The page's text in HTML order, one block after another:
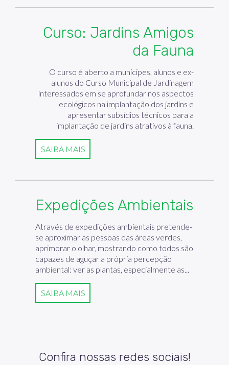
Curso: Jardins Amigos
da Fauna
O curso é aberto a munícipes, alunos e ex-
alunos do Curso Municipal de Jardinagem
interessados em se aprofundar nos aspectos
ecológicos na implantação dos jardins e
apresentar subsídios técnicos para a
implantação de jardins atrativos à fauna.
SAIBA MAIS
Expedições Ambientais
Através de expedições ambientais pretende-
se aproximar as pessoas das áreas verdes,
aprimorar o olhar, mostrando como todos são
capazes de aguçar a própria percepção
ambiental: ver as plantas, especialmente as...
SAIBA MAIS
Confira nossas redes sociais!